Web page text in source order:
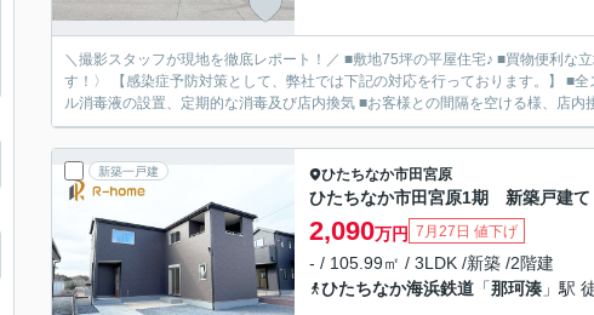
＼撮影スタッフが現地を徹底レポート！／ ■敷地75坪の平屋住宅♪ ■買物便利な
す！〉 【感染症予防対策として、弊社では下記の対応を行っております。】 ■
ル消毒液の設置、定期的な消毒及び店内換気 ■お客様との間隔を空ける様、店内
新築一戸建 ひたちなか市田宮原
ひたちなか市田宮原1期 新築戸建
2,090万円 7月27日 値下げ
- / 105.99㎡ / 3LDK /新築 /2階建
ひたちなか海浜鉄道 「那珂湊 」駅